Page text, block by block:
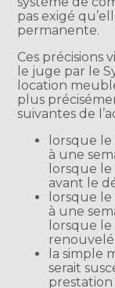
pas exigé
permanente.
Ces précisions
le juge par le
location
plus
suivantes de
lorsque
à une
lorsque
avant le
lorsque
à une
lorsque
la simple
serait